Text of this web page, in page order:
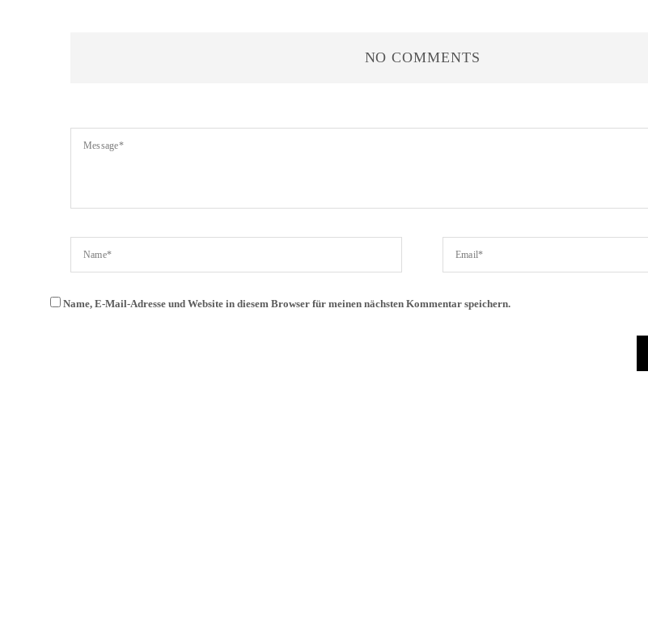
NO COMMENTS
Name, E-Mail-Adresse und Website in diesem Browser für meinen nächsten Kommentar speichern.